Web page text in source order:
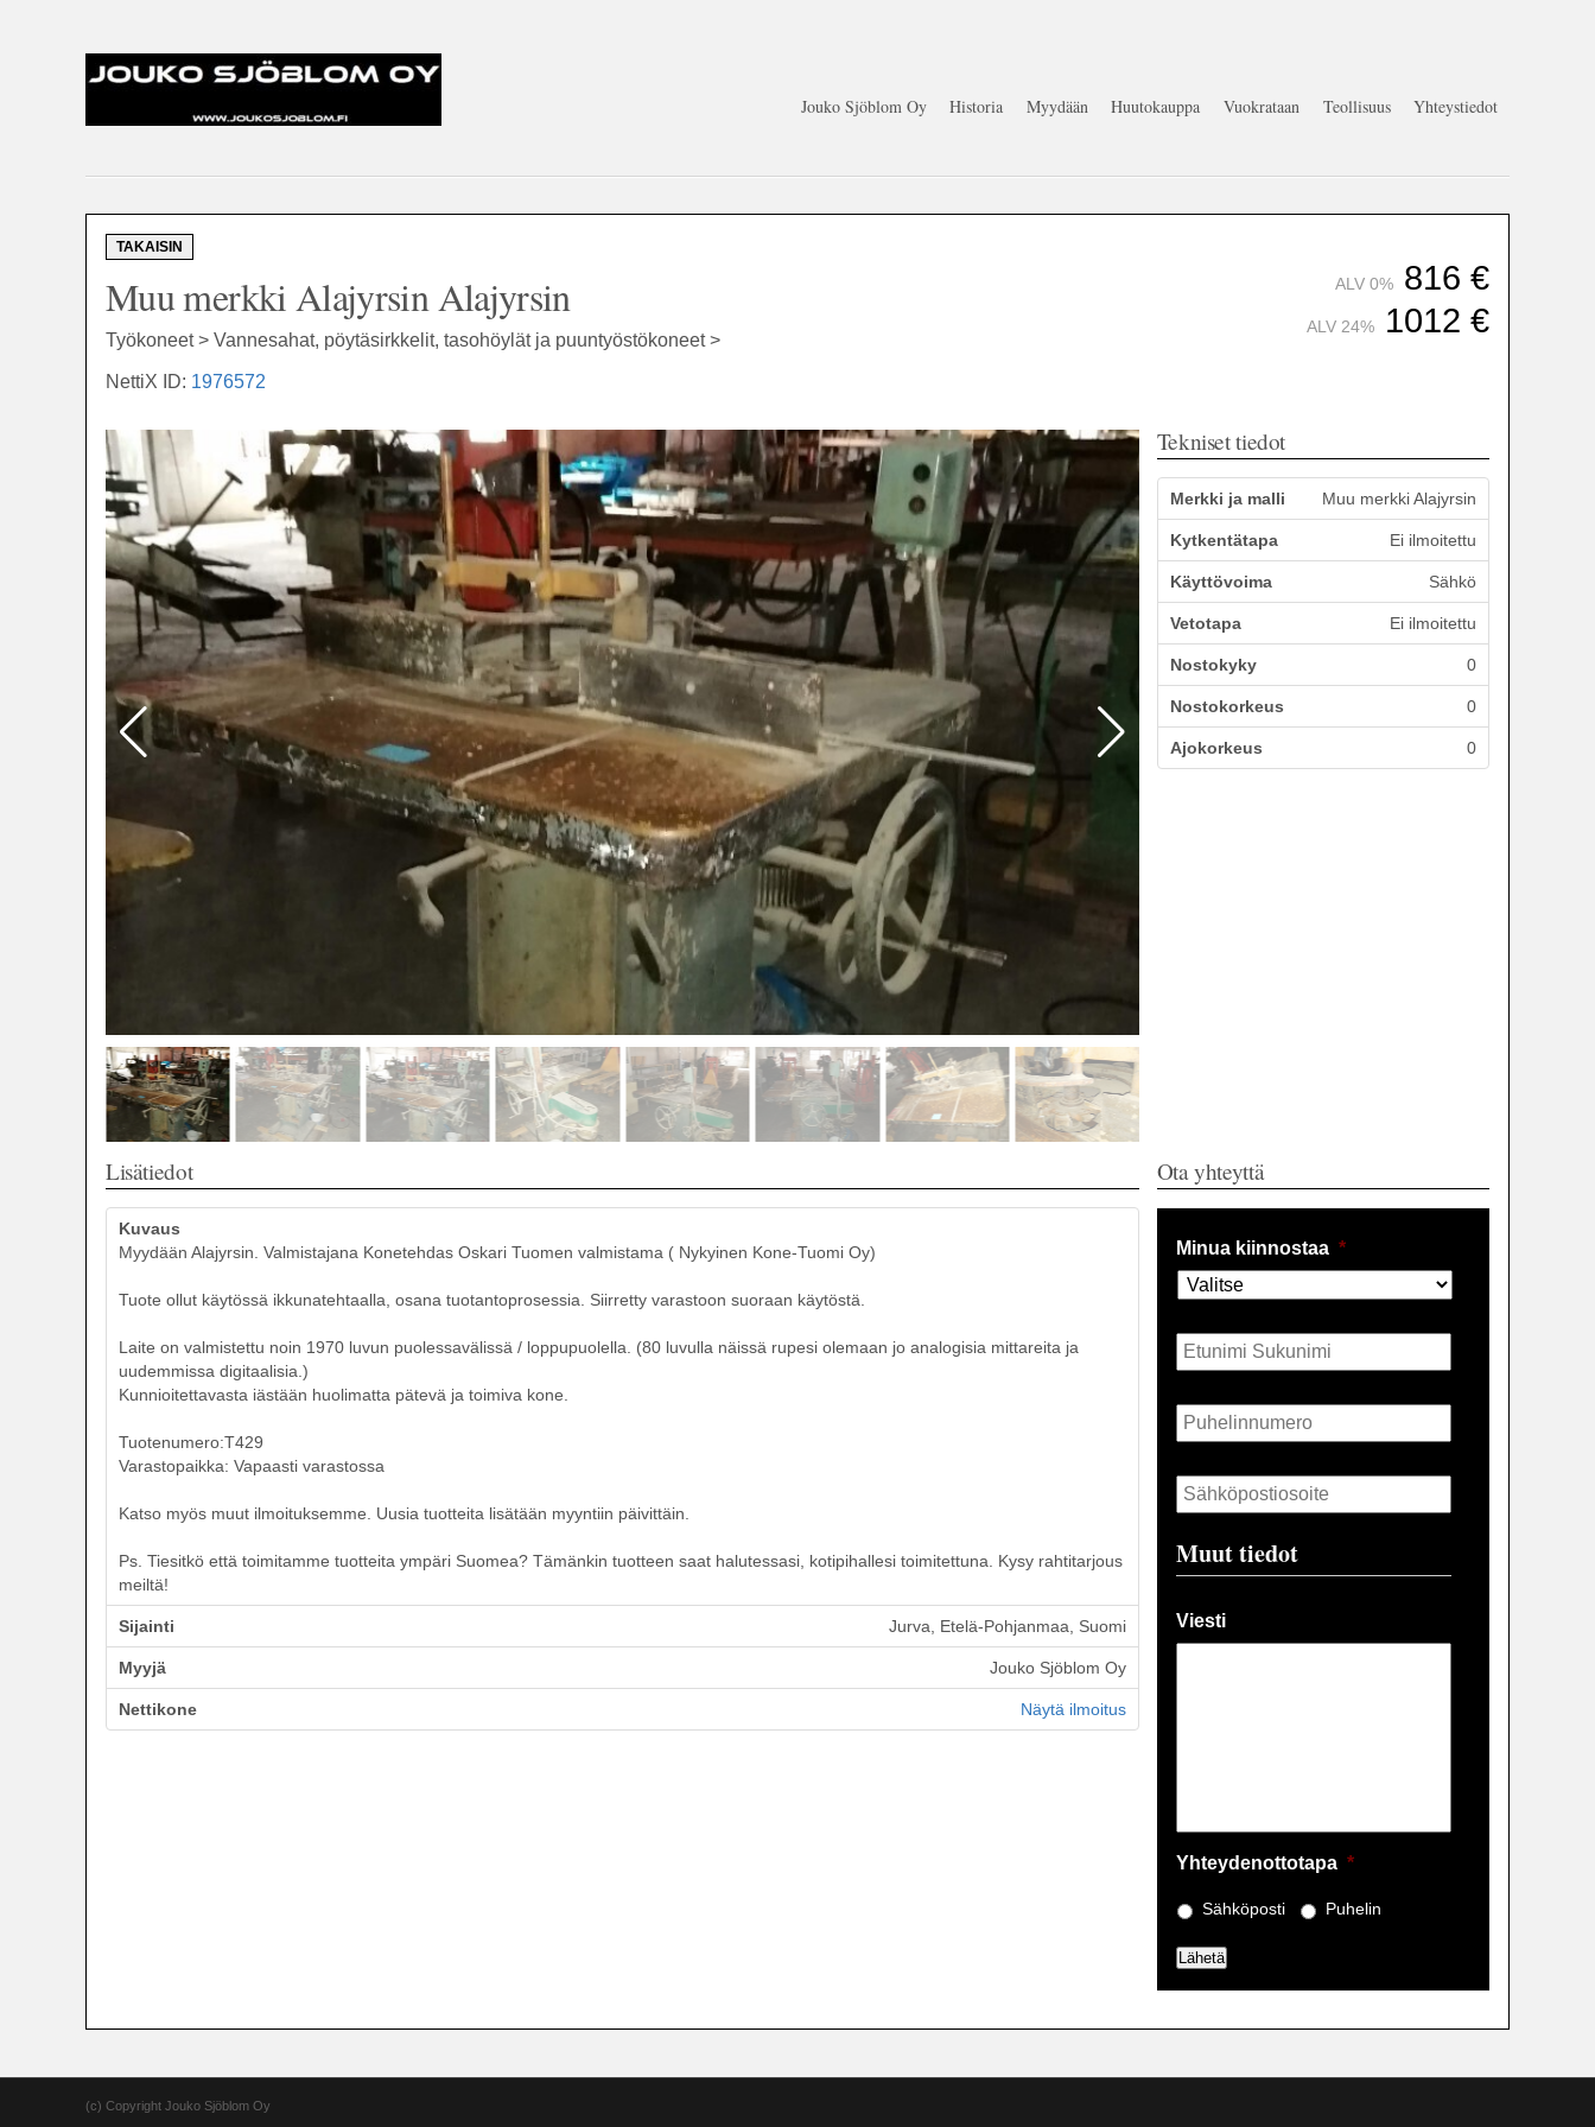
Jouko Sjöblom Oy Historia Myydään Huutokauppa Vuokrataan Teollisuus Yhteystiedot
TAKAISIN
Muu merkki Alajyrsin Alajyrsin
Työkoneet > Vannesahat, pöytäsirkkelit, tasohöylät ja puuntyöstökoneet >
NettiX ID: 1976572
ALV 0% 816 €
ALV 24% 1012 €
Tekniset tiedot
Merkki ja malli Muu merkki Alajyrsin
Kytkentätapa Ei ilmoitettu
Käyttövoima Sähkö
Vetotapa Ei ilmoitettu
Nostokyky 0
Nostokorkeus 0
Ajokorkeus 0
Lisätiedot
Kuvaus
Myydään Alajyrsin. Valmistajana Konetehdas Oskari Tuomen valmistama ( Nykyinen Kone-Tuomi Oy)
Tuote ollut käytössä ikkunatehtaalla, osana tuotantoprosessia. Siirretty varastoon suoraan käytöstä.
Laite on valmistettu noin 1970 luvun puolessavälissä / loppupuolella. (80 luvulla näissä rupesi olemaan jo analogisia mittareita ja
uudemmissa digitaalisia.)
Kunnioitettavasta iästään huolimatta pätevä ja toimiva kone.
Tuotenumero:T429
Varastopaikka: Vapaasti varastossa
Katso myös muut ilmoituksemme. Uusia tuotteita lisätään myyntiin päivittäin.
Ps. Tiesitkö että toimitamme tuotteita ympäri Suomea? Tämänkin tuotteen saat halutessasi, kotipihallesi toimitettuna. Kysy rahtitarjous
meiltä!
Sijainti Jurva, Etelä-Pohjanmaa, Suomi
Myyjä Jouko Sjöblom Oy
Nettikone Näytä ilmoitus
Ota yhteyttä
Minua kiinnostaa *
Nimi *
Puhelin *
Sähköposti *
Muut tiedot
Viesti
Yhteydenottotapa *
Sähköposti Puhelin
Lähetä
(c) Copyright Jouko Sjöblom Oy